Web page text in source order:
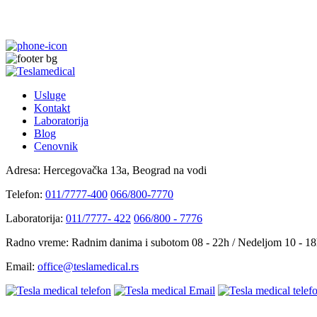
Usluge
Kontakt
Laboratorija
Blog
Cenovnik
Adresa: Hercegovačka 13a, Beograd na vodi
Telefon: 011/7777-400 066/800-7770
Laboratorija: 011/7777- 422 066/800 - 7776
Radno vreme: Radnim danima i subotom 08 - 22h / Nedeljom 10 -
Email: office@teslamedical.rs